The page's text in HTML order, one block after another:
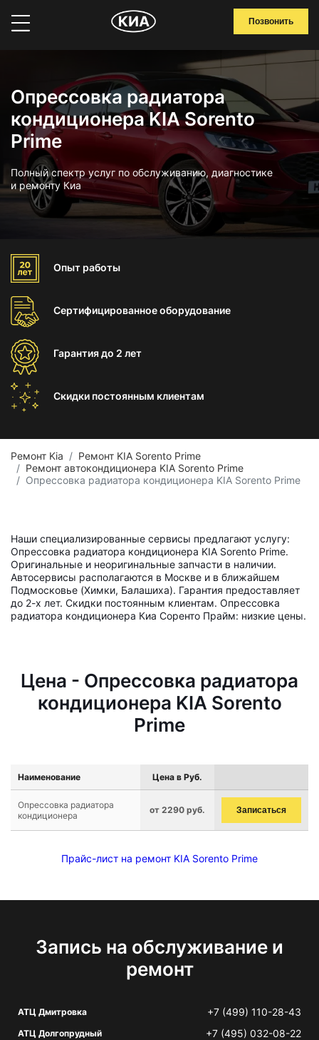
Позвонить
Опрессовка радиатора
кондиционера KIA Sorento
Prime
Полный спектр услуг по обслуживанию, диагностике
и ремонту Киа
Опыт работы
Сертифицированноеоборудование
Гарантиядо 2 лет
Скидки постоянным клиентам
Ремонт Kia
Ремонт KIA Sorento Prime
Ремонт автокондиционера KIA Sorento Prime
Опрессовка радиатора кондиционера KIA Sorento Prime
Наши специализированные сервисы предлагают услугу:
Опрессовка радиатора кондиционера KIA Sorento Prime.
Оригинальные и неоригинальные запчасти в наличии.
Автосервисы располагаются в Москве и в ближайшем
Подмосковье (Химки, Балашиха). Гарантия предоставляет
до 2-х лет. Скидки постоянным клиентам. Опрессовка
радиатора кондиционера Киа Соренто Прайм: низкие цены.
Цена - Опрессовка радиатора
кондиционера KIA Sorento
Prime
Наименование Цена в Руб.
Опрессовка радиатора
кондиционера
от 2290 руб. Записаться
Прайс-лист на ремонт KIA Sorento Prime
Запись на обслуживание и
ремонт
АТЦ Дмитровка +7 (499) 110-28-43
АТЦ Долгопрудный +7 (495) 032-08-22